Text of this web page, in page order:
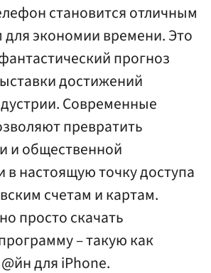
становится отличным
экономии времени. Это
прогноз
достижений
Современные
превратить
и общественной
настоящую точку доступа
счетам и картам.
просто скачать
– такую как
для iPhone.